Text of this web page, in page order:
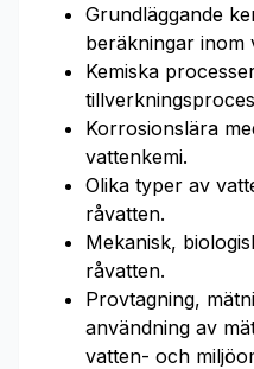
Grundläggande
beräkningar inom
Kemiska
Korrosionslära
vattenkemi.
Olika typer av
råvatten.
Mekanisk,
råvatten.
Provtagning,
användning av
vatten- och